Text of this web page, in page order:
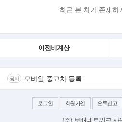
최근 본 차가 존재하
이전비계산
공지 모바일 중고차 등록
로그인 회원가입 오류신고
(주) 보배네트워크 사